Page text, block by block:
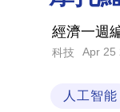
經濟一週
科技 Apr 25
人工智能